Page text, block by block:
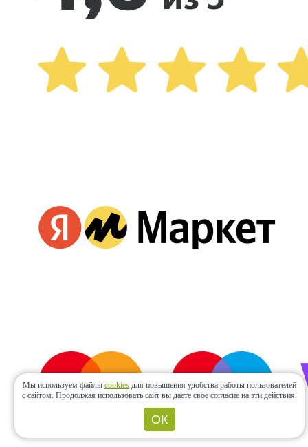
Мы используем файлы cookies для повышения удобства работы пользователей
с сайтом. Продолжая использовать сайт вы даете свое согласие на эти действия.
ОК